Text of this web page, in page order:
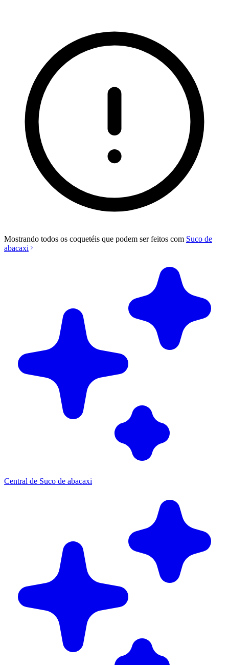
Mostrando todos os coquetéis que podem ser feitos com Suco de
abacaxi
Central de Suco de abacaxi